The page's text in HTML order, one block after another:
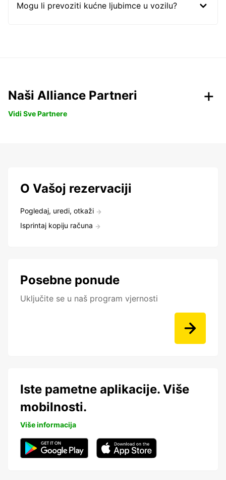
Mogu li prevoziti kućne ljubimce u vozilu?
Naši Alliance Partneri
Vidi Sve Partnere
O Vašoj rezervaciji
Pogledaj, uredi, otkaži
Isprintaj kopiju računa
Posebne ponude
Uključite se u naš program vjernosti
Iste pametne aplikacije. Više
mobilnosti.
Više informacija